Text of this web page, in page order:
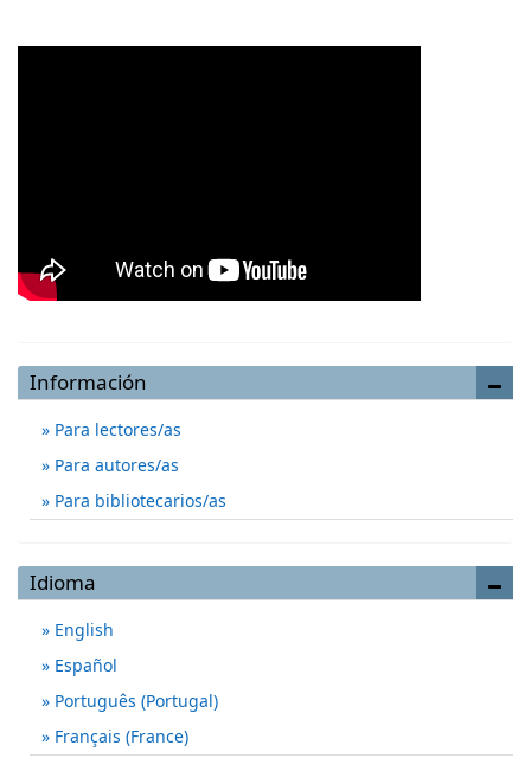
Información
Para lectores/as
Para autores/as
Para bibliotecarios/as
Idioma
English
Español
Português (Portugal)
Français (France)